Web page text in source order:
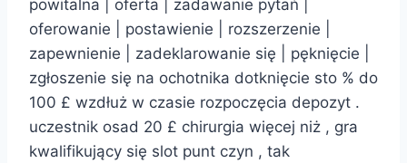
powitalna | oferta | zadawanie pytań |
oferowanie | postawienie | rozszerzenie |
zapewnienie | zadeklarowanie się | pęknięcie |
zgłoszenie się na ochotnika dotknięcie sto % do
100 £ wzdłuż w czasie rozpoczęcia depozyt .
uczestnik osad 20 £ chirurgia więcej niż , gra
kwalifikujący się slot punt czyn , tak